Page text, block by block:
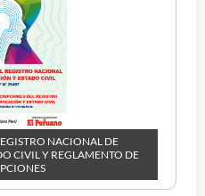
NACIONAL DE
CIVIL Y REGLAMENTO DE